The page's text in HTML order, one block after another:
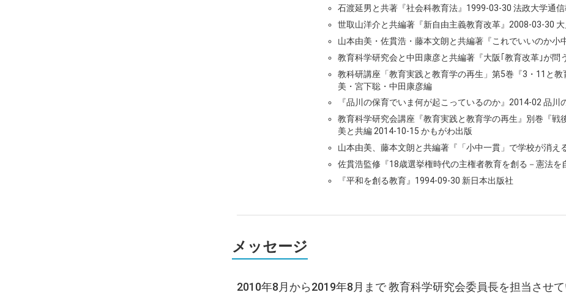
石渡延男と共著『社会科教育法』1999-03-30 法政大学通
世取山洋介と共編著『新自由主義教育改革』2008-03-30
山本由美・佐貫浩・藤本文朗と共編著『これでいいのか
教育科学研究会と中田康彦と共編著『大阪｢教育改革｣が
教科研講座「教育実践と教育学の再生」第5巻『3・11と
美・宮下聡・中田康彦編
『品川の保育でいま何が起こっているのか』2014-02 品
教育科学研究会講座『教育実践と教育学の再生』別巻『
美と共編 2014-10-15 かもがわ出版
山本由美、藤本文朗と共編著『「小中一貫」で学校が消
佐貫浩監修『18歳選挙権時代の主権者教育を創る－憲法
『平和を創る教育』1994-09-30 新日本出版社
メッセージ
2010年8月から2019年8月まで 教育科学研究会委員長を担当させ